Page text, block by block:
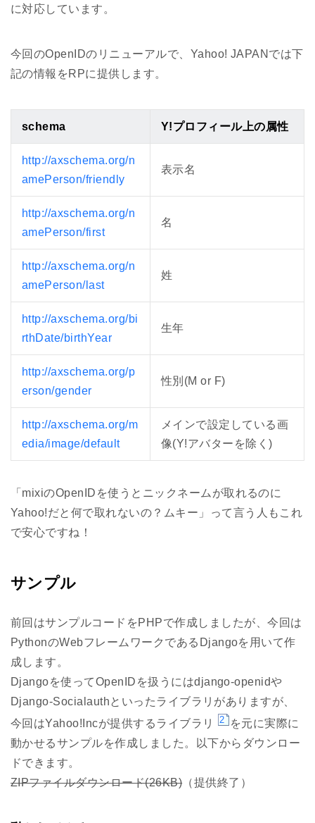
に対応しています。
今回のOpenIDのリニューアルで、Yahoo! JAPANでは下
記の情報をRPに提供します。
schema Y!プロフィール上の属性
http://axschema.org/n
amePerson/friendly
表示名
http://axschema.org/n
amePerson/first
名
http://axschema.org/n
amePerson/last
姓
http://axschema.org/bi
rthDate/birthYear
生年
http://axschema.org/p
erson/gender
性別(M or F)
http://axschema.org/m
edia/image/default
メインで設定している画
像(Y!アバターを除く)
「mixiのOpenIDを使うとニックネームが取れるのに
Yahoo!だと何で取れないの？ムキー」って言う人もこれ
で安心ですね！
サンプル
前回はサンプルコードをPHPで作成しましたが、今回は
PythonのWebフレームワークであるDjangoを用いて作
成します。
Djangoを使ってOpenIDを扱うにはdjango-openidや
Django-Socialauthといったライブラリがありますが、
今回はYahoo!Incが提供するライブラリ
2 を元に実際に
動かせるサンプルを作成しました。以下からダウンロー
ドできます。
ZIPファイルダウンロード(26KB) （提供終了）